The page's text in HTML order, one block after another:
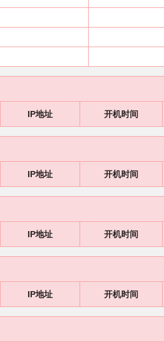
IP地址 开机时间
IP地址 开机时间
IP地址 开机时间
IP地址 开机时间